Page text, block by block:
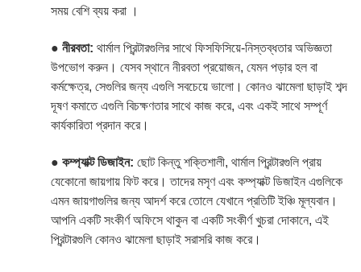
সময় বেশি ব্যয় করা ।
● নীরবতা: থার্মাল প্রিন্টারগুলির সাথে ফিসফিসিয়ে-নিস্তব্ধতার অভিজ্ঞতা
উপভোগ করুন। যেসব স্থানে নীরবতা প্রয়োজন, যেমন পড়ার হল বা
কর্মক্ষেত্র, সেগুলির জন্য এগুলি সবচেয়ে ভালো। কোনও ঝামেলা ছাড়াই শব্দ
দূষণ কমাতে এগুলি বিচক্ষণতার সাথে কাজ করে, এবং একই সাথে সম্পূর্ণ
কার্যকারিতা প্রদান করে।
● কম্প্যাক্ট ডিজাইন: ছোট কিন্তু শক্তিশালী, থার্মাল প্রিন্টারগুলি প্রায়
যেকোনো জায়গায় ফিট করে। তাদের মসৃণ এবং কম্প্যাক্ট ডিজাইন এগুলিকে
এমন জায়গাগুলির জন্য আদর্শ করে তোলে যেখানে প্রতিটি ইঞ্চি মূল্যবান।
আপনি একটি সংকীর্ণ অফিসে থাকুন বা একটি সংকীর্ণ খুচরা দোকানে, এই
প্রিন্টারগুলি কোনও ঝামেলা ছাড়াই সরাসরি কাজ করে।